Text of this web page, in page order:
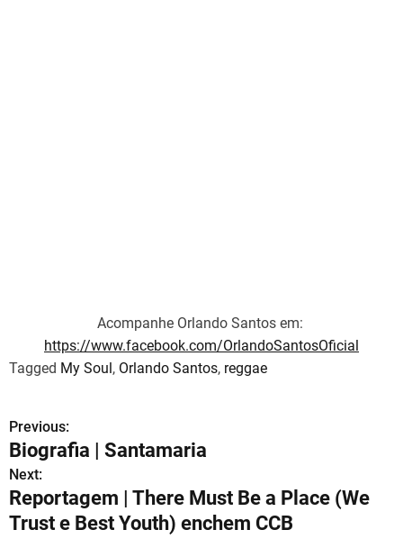
Acompanhe Orlando Santos em:
https://www.facebook.com/OrlandoSantosOficial
Tagged My Soul, Orlando Santos, reggae
N
a
v
e
Previous:
Biografia | Santamaria
Next:
Reportagem | There Must Be a Place (We
Trust e Best Youth) enchem CCB